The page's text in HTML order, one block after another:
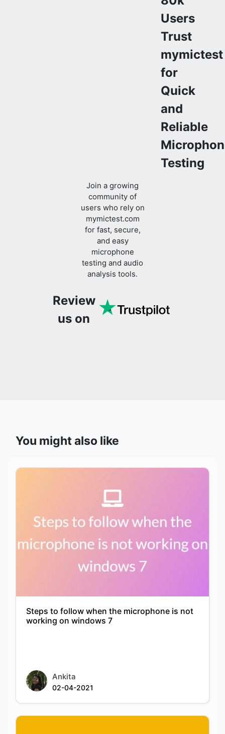
Copy Link
Users
Trust
mymictest
for
Quick
and
Reliable
Testing
Join a growing
community of
users who rely on
mymictest.com
for fast, secure,
and easy
microphone
testing and audio
analysis tools.
Review
us on
You might also like
Steps to follow when the microphone is not
working on windows 7
Ankita
02-04-2021